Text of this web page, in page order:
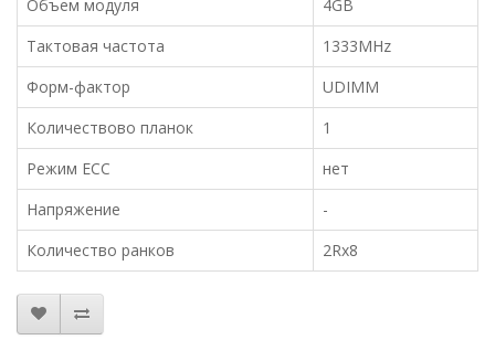
Объем модуля
4GB
Тактовая частота
1333MHz
Форм-фактор
UDIMM
Количествово планок
1
Режим ECC
нет
Напряжение
-
Количество ранков
2Rx8